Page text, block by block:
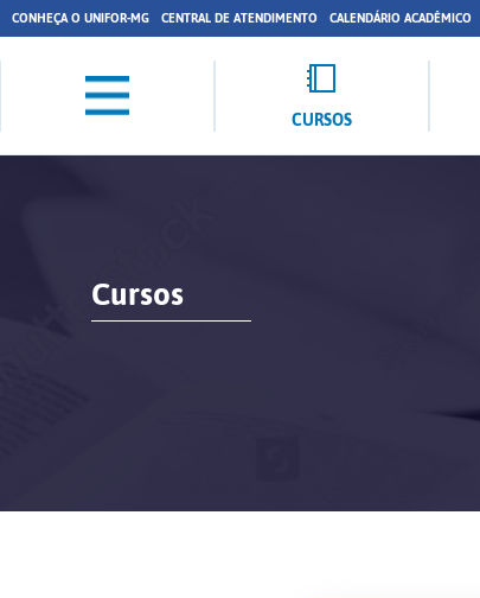
CONHEÇA O UNIFOR-MG CENTRAL DE ATENDIMENTO CALENDÁRIO ACADÊMICO
CURSOS
Cursos